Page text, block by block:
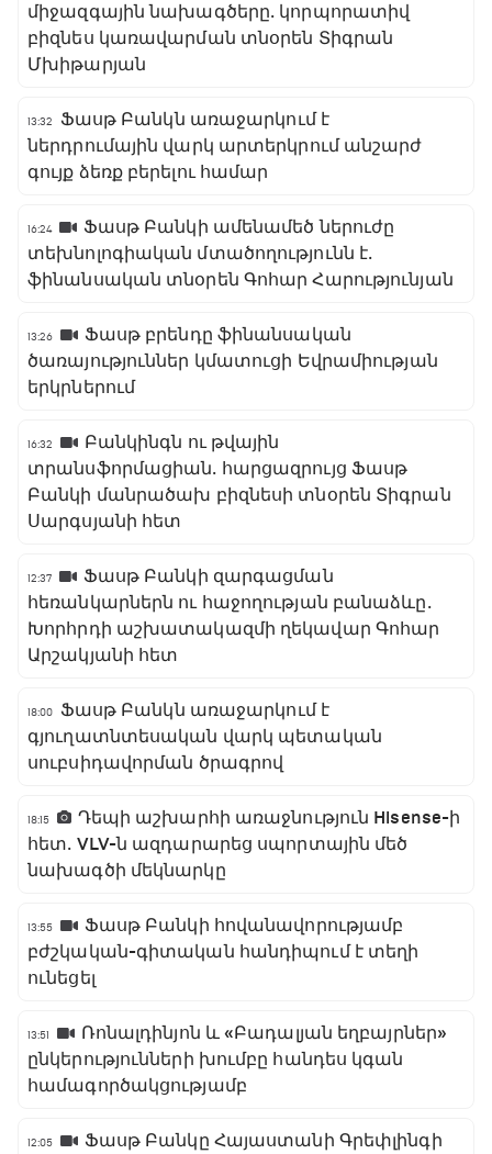
միջազգային նախագծերը․ կորպորատիվ
բիզնես կառավարման տնօրեն Տիգրան
Մխիթարյան
13:32
Ֆասթ Բանկն առաջարկում է
ներդրումային վարկ արտերկրում անշարժ
գույք ձեռք բերելու համար
16:24
Ֆասթ Բանկի ամենամեծ ներուժը
տեխնոլոգիական մտածողությունն է․
ֆինանսական տնօրեն Գոհար Հարությունյան
13:26
Ֆասթ բրենդը ֆինանսական
ծառայություններ կմատուցի Եվրամիության
երկրներում
16:32
Բանկինգն ու թվային
տրանսֆորմացիան․ հարցազրույց Ֆասթ
Բանկի մանրածախ բիզնեսի տնօրեն Տիգրան
Սարգսյանի հետ
12:37
Ֆասթ Բանկի զարգացման
հեռանկարներն ու հաջողության բանաձևը․
Խորհրդի աշխատակազմի ղեկավար Գոհար
Արշակյանի հետ
18:00
Ֆասթ Բանկն առաջարկում է
գյուղատնտեսական վարկ պետական
սուբսիդավորման ծրագրով
18:15
Դեպի աշխարհի առաջնություն Hisense-ի
հետ․ VLV-ն ազդարարեց սպորտային մեծ
նախագծի մեկնարկը
13:55
Ֆասթ Բանկի հովանավորությամբ
բժշկական-գիտական հանդիպում է տեղի
ունեցել
13:51
Ռոնալդինյոն և «Բադալյան եղբայրներ»
ընկերությունների խումբը հանդես կգան
համագործակցությամբ
12:05
Ֆասթ Բանկը Հայաստանի Գրեփլինգի